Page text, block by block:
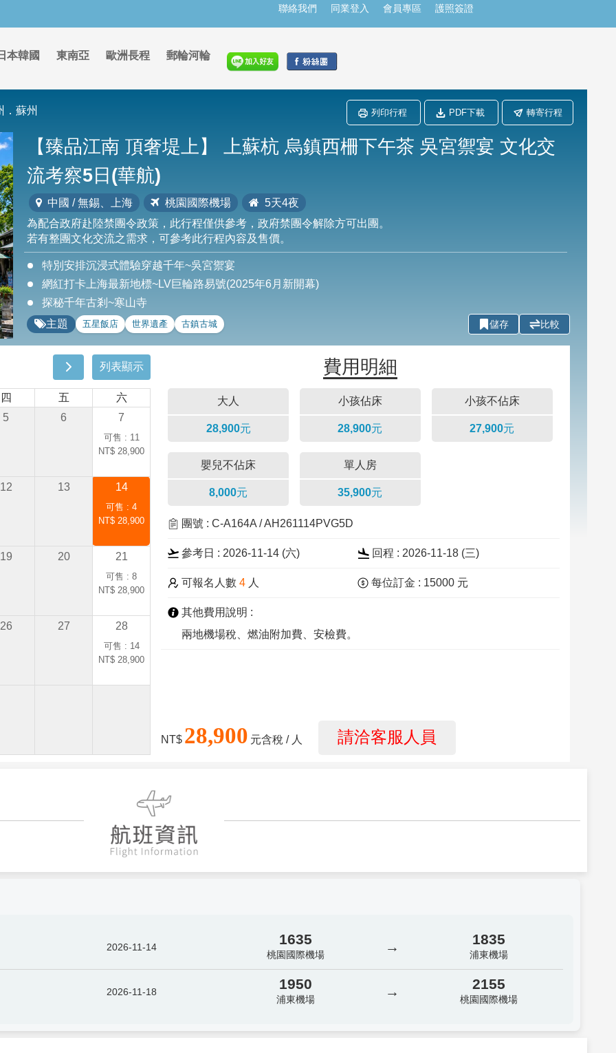
聯絡我們 同業登入 會員專區 護照簽證
本韓國 東南亞 歐洲長程 郵輪河輪
．蘇州 列印行程 PDF下載 轉寄行程
【臻品江南 頂奢堤上】 上蘇杭 烏鎮西柵下午茶 吳宮禦宴 文化交
流考察5日(華航)
中國 / 無錫、上海 桃園國際機場
5天4夜
為配合政府赴陸禁團令政策，此行程僅供參考，政府禁團令解除方可出團。
若有整團文化交流之需求，可參考此行程內容及售價。
特別安排沉浸式體驗穿越千年~吳宮禦宴
網紅打卡上海最新地標~LV巨輪路易號(2025年6月新開幕)
探秘千年古剎~寒山寺
主題
五星飯店 世界遺產 古鎮古城 儲存 比較
列表顯示
四 五
六
5
6 7
可售 : 11
NT$ 28,900
12 13 14
可售 : 4
NT$ 28,900
19 20 21
可售 : 8
NT$ 28,900
26 27 28
可售 : 14
NT$ 28,900
費用明細
大人 小孩佔床 小孩不佔床
28,900元 28,900元 27,900元
嬰兒不佔床 單人房
8,000元 35,900元
團號 : C-A164A / AH261114PVG5D
參考日 : 2026-11-14 (六) 回程 : 2026-11-18 (三)
可報名人數 4 人 每位訂金 : 15000 元
其他費用說明 :
兩地機場稅、燃油附加費、安檢費。
NT$ 28,900 元含稅 / 人 請洽客服人員
2026-11-14 1635
桃園國際機場 → 1835
浦東機場
2026-11-18 1950
浦東機場 → 2155
桃園國際機場